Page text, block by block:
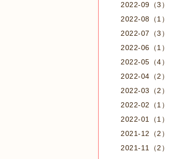
2022-09（3）
2022-08（1）
2022-07（3）
2022-06（1）
2022-05（4）
2022-04（2）
2022-03（2）
2022-02（1）
2022-01（1）
2021-12（2）
2021-11（2）